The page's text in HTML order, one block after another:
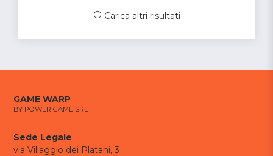
Carica altri risultati
GAME WARP
BY POWER GAME SRL
Sede Legale
via Villaggio dei Platani, 3